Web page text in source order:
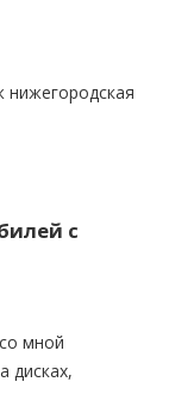
с
дисках,